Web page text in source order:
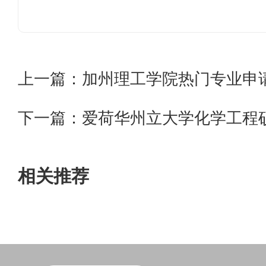
上一篇： 加州理工学院热门专业申
下一篇： 爱荷华州立大学化学工程
相关推荐